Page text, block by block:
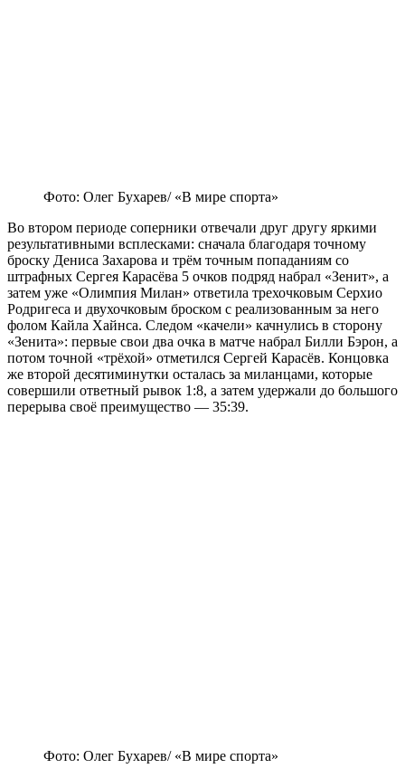
Фото: Олег Бухарев/ «В мире спорта»
Во втором периоде соперники отвечали друг другу яркими
результативными всплесками: сначала благодаря точному
броску Дениса Захарова и трём точным попаданиям со
штрафных Сергея Карасёва 5 очков подряд набрал «Зенит», а
затем уже «Олимпия Милан» ответила трехочковым Серхио
Родригеса и двухочковым броском с реализованным за него
фолом Кайла Хайнса. Следом «качели» качнулись в сторону
«Зенита»: первые свои два очка в матче набрал Билли Бэрон, а
потом точной «трёхой» отметился Сергей Карасёв. Концовка
же второй десятиминутки осталась за миланцами, которые
совершили ответный рывок 1:8, а затем удержали до большого
перерыва своё преимущество — 35:39.
Фото: Олег Бухарев/ «В мире спорта»